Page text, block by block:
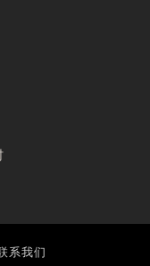
系我们